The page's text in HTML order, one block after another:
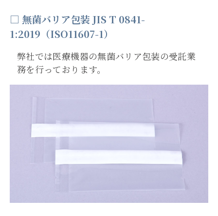
□ 無菌バリア包装 JIS T 0841-
1:2019（ISO11607-1）
弊社では医療機器の無菌バリア包装の受託業
務を行っております。